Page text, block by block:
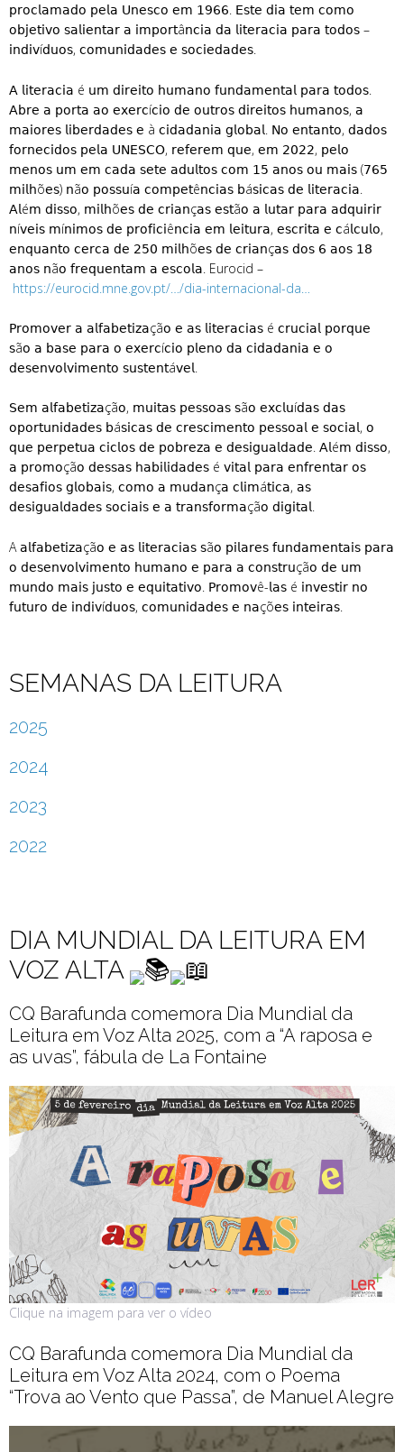
𝗉𝗋𝗈𝖼𝗅𝖺𝗆𝖺𝖽𝗈 𝗉𝖾𝗅𝖺 𝖴𝗇𝖾𝗌𝖼𝗈 𝖾𝗆 𝟣𝟫𝟨𝟨. 𝖤𝗌𝗍𝖾 𝖽𝗂𝖺 𝗍𝖾𝗆 𝖼𝗈𝗆𝗈
𝗈𝖻𝗃𝖾𝗍𝗂𝗏𝗈 𝗌𝖺𝗅𝗂𝖾𝗇𝗍𝖺𝗋 𝖺 𝗂𝗆𝗉𝗈𝗋𝗍â𝗇𝖼𝗂𝖺 𝖽𝖺 𝗅𝗂𝗍𝖾𝗋𝖺𝖼𝗂𝖺 𝗉𝖺𝗋𝖺 𝗍𝗈𝖽𝗈𝗌 –
𝗂𝗇𝖽𝗂𝗏í𝖽𝗎𝗈𝗌, 𝖼𝗈𝗆𝗎𝗇𝗂𝖽𝖺𝖽𝖾𝗌 𝖾 𝗌𝗈𝖼𝗂𝖾𝖽𝖺𝖽𝖾𝗌.
𝖠 𝗅𝗂𝗍𝖾𝗋𝖺𝖼𝗂𝖺 é 𝗎𝗆 𝖽𝗂𝗋𝖾𝗂𝗍𝗈 𝗁𝗎𝗆𝖺𝗇𝗈 𝖿𝗎𝗇𝖽𝖺𝗆𝖾𝗇𝗍𝖺𝗅 𝗉𝖺𝗋𝖺 𝗍𝗈𝖽𝗈𝗌.
𝖠𝖻𝗋𝖾 𝖺 𝗉𝗈𝗋𝗍𝖺 𝖺𝗈 𝖾𝗑𝖾𝗋𝖼í𝖼𝗂𝗈 𝖽𝖾 𝗈𝗎𝗍𝗋𝗈𝗌 𝖽𝗂𝗋𝖾𝗂𝗍𝗈𝗌 𝗁𝗎𝗆𝖺𝗇𝗈𝗌, 𝖺
𝗆𝖺𝗂𝗈𝗋𝖾𝗌 𝗅𝗂𝖻𝖾𝗋𝖽𝖺𝖽𝖾𝗌 𝖾 à 𝖼𝗂𝖽𝖺𝖽𝖺𝗇𝗂𝖺 𝗀𝗅𝗈𝖻𝖺𝗅. 𝖭𝗈 𝖾𝗇𝗍𝖺𝗇𝗍𝗈, 𝖽𝖺𝖽𝗈𝗌
𝖿𝗈𝗋𝗇𝖾𝖼𝗂𝖽𝗈𝗌 𝗉𝖾𝗅𝖺 𝖴𝖭𝖤𝖲𝖢𝖮, 𝗋𝖾𝖿𝖾𝗋𝖾𝗆 𝗊𝗎𝖾, 𝖾𝗆 𝟤𝟢𝟤𝟤, 𝗉𝖾𝗅𝗈
𝗆𝖾𝗇𝗈𝗌 𝗎𝗆 𝖾𝗆 𝖼𝖺𝖽𝖺 𝗌𝖾𝗍𝖾 𝖺𝖽𝗎𝗅𝗍𝗈𝗌 𝖼𝗈𝗆 𝟣𝟧 𝖺𝗇𝗈𝗌 𝗈𝗎 𝗆𝖺𝗂𝗌 (𝟩𝟨𝟧
𝗆𝗂𝗅𝗁õ𝖾𝗌) 𝗇ã𝗈 𝗉𝗈𝗌𝗌𝗎í𝖺 𝖼𝗈𝗆𝗉𝖾𝗍ê𝗇𝖼𝗂𝖺𝗌 𝖻á𝗌𝗂𝖼𝖺𝗌 𝖽𝖾 𝗅𝗂𝗍𝖾𝗋𝖺𝖼𝗂𝖺.
𝖠𝗅é𝗆 𝖽𝗂𝗌𝗌𝗈, 𝗆𝗂𝗅𝗁õ𝖾𝗌 𝖽𝖾 𝖼𝗋𝗂𝖺𝗇ç𝖺𝗌 𝖾𝗌𝗍ã𝗈 𝖺 𝗅𝗎𝗍𝖺𝗋 𝗉𝖺𝗋𝖺 𝖺𝖽𝗊𝗎𝗂𝗋𝗂𝗋
𝗇í𝗏𝖾𝗂𝗌 𝗆í𝗇𝗂𝗆𝗈𝗌 𝖽𝖾 𝗉𝗋𝗈𝖿𝗂𝖼𝗂ê𝗇𝖼𝗂𝖺 𝖾𝗆 𝗅𝖾𝗂𝗍𝗎𝗋𝖺, 𝖾𝗌𝖼𝗋𝗂𝗍𝖺 𝖾 𝖼á𝗅𝖼𝗎𝗅𝗈,
𝖾𝗇𝗊𝗎𝖺𝗇𝗍𝗈 𝖼𝖾𝗋𝖼𝖺 𝖽𝖾 𝟤𝟧𝟢 𝗆𝗂𝗅𝗁õ𝖾𝗌 𝖽𝖾 𝖼𝗋𝗂𝖺𝗇ç𝖺𝗌 𝖽𝗈𝗌 𝟨 𝖺𝗈𝗌 𝟣𝟪
𝖺𝗇𝗈𝗌 𝗇ã𝗈 𝖿𝗋𝖾𝗊𝗎𝖾𝗇𝗍𝖺𝗆 𝖺 𝖾𝗌𝖼𝗈𝗅𝖺. Eurocid –
https://eurocid.mne.gov.pt/…/dia-internacional-da…
𝖯𝗋𝗈𝗆𝗈𝗏𝖾𝗋 𝖺 𝖺𝗅𝖿𝖺𝖻𝖾𝗍𝗂𝗓𝖺çã𝗈 𝖾 𝖺𝗌 𝗅𝗂𝗍𝖾𝗋𝖺𝖼𝗂𝖺𝗌 é 𝖼𝗋𝗎𝖼𝗂𝖺𝗅 𝗉𝗈𝗋𝗊𝗎𝖾
𝗌ã𝗈 𝖺 𝖻𝖺𝗌𝖾 𝗉𝖺𝗋𝖺 𝗈 𝖾𝗑𝖾𝗋𝖼í𝖼𝗂𝗈 𝗉𝗅𝖾𝗇𝗈 𝖽𝖺 𝖼𝗂𝖽𝖺𝖽𝖺𝗇𝗂𝖺 𝖾 𝗈
𝖽𝖾𝗌𝖾𝗇𝗏𝗈𝗅𝗏𝗂𝗆𝖾𝗇𝗍𝗈 𝗌𝗎𝗌𝗍𝖾𝗇𝗍á𝗏𝖾𝗅.
𝖲𝖾𝗆 𝖺𝗅𝖿𝖺𝖻𝖾𝗍𝗂𝗓𝖺çã𝗈, 𝗆𝗎𝗂𝗍𝖺𝗌 𝗉𝖾𝗌𝗌𝗈𝖺𝗌 𝗌ã𝗈 𝖾𝗑𝖼𝗅𝗎í𝖽𝖺𝗌 𝖽𝖺𝗌
𝗈𝗉𝗈𝗋𝗍𝗎𝗇𝗂𝖽𝖺𝖽𝖾𝗌 𝖻á𝗌𝗂𝖼𝖺𝗌 𝖽𝖾 𝖼𝗋𝖾𝗌𝖼𝗂𝗆𝖾𝗇𝗍𝗈 𝗉𝖾𝗌𝗌𝗈𝖺𝗅 𝖾 𝗌𝗈𝖼𝗂𝖺𝗅, 𝗈
𝗊𝗎𝖾 𝗉𝖾𝗋𝗉𝖾𝗍𝗎𝖺 𝖼𝗂𝖼𝗅𝗈𝗌 𝖽𝖾 𝗉𝗈𝖻𝗋𝖾𝗓𝖺 𝖾 𝖽𝖾𝗌𝗂𝗀𝗎𝖺𝗅𝖽𝖺𝖽𝖾. 𝖠𝗅é𝗆 𝖽𝗂𝗌𝗌𝗈,
𝖺 𝗉𝗋𝗈𝗆𝗈çã𝗈 𝖽𝖾𝗌𝗌𝖺𝗌 𝗁𝖺𝖻𝗂𝗅𝗂𝖽𝖺𝖽𝖾𝗌 é 𝗏𝗂𝗍𝖺𝗅 𝗉𝖺𝗋𝖺 𝖾𝗇𝖿𝗋𝖾𝗇𝗍𝖺𝗋 𝗈𝗌
𝖽𝖾𝗌𝖺𝖿𝗂𝗈𝗌 𝗀𝗅𝗈𝖻𝖺𝗂𝗌, 𝖼𝗈𝗆𝗈 𝖺 𝗆𝗎𝖽𝖺𝗇ç𝖺 𝖼𝗅𝗂𝗆á𝗍𝗂𝖼𝖺, 𝖺𝗌
𝖽𝖾𝗌𝗂𝗀𝗎𝖺𝗅𝖽𝖺𝖽𝖾𝗌 𝗌𝗈𝖼𝗂𝖺𝗂𝗌 𝖾 𝖺 𝗍𝗋𝖺𝗇𝗌𝖿𝗈𝗋𝗆𝖺çã𝗈 𝖽𝗂𝗀𝗂𝗍𝖺𝗅.
A 𝖺𝗅𝖿𝖺𝖻𝖾𝗍𝗂𝗓𝖺çã𝗈 𝖾 𝖺𝗌 𝗅𝗂𝗍𝖾𝗋𝖺𝖼𝗂𝖺𝗌 𝗌ã𝗈 𝗉𝗂𝗅𝖺𝗋𝖾𝗌 𝖿𝗎𝗇𝖽𝖺𝗆𝖾𝗇𝗍𝖺𝗂𝗌 𝗉𝖺𝗋𝖺
𝗈 𝖽𝖾𝗌𝖾𝗇𝗏𝗈𝗅𝗏𝗂𝗆𝖾𝗇𝗍𝗈 𝗁𝗎𝗆𝖺𝗇𝗈 𝖾 𝗉𝖺𝗋𝖺 𝖺 𝖼𝗈𝗇𝗌𝗍𝗋𝗎çã𝗈 𝖽𝖾 𝗎𝗆
𝗆𝗎𝗇𝖽𝗈 𝗆𝖺𝗂𝗌 𝗃𝗎𝗌𝗍𝗈 𝖾 𝖾𝗊𝗎𝗂𝗍𝖺𝗍𝗂𝗏𝗈. 𝖯𝗋𝗈𝗆𝗈𝗏ê-𝗅𝖺𝗌 é 𝗂𝗇𝗏𝖾𝗌𝗍𝗂𝗋 𝗇𝗈
𝖿𝗎𝗍𝗎𝗋𝗈 𝖽𝖾 𝗂𝗇𝖽𝗂𝗏í𝖽𝗎𝗈𝗌, 𝖼𝗈𝗆𝗎𝗇𝗂𝖽𝖺𝖽𝖾𝗌 𝖾 𝗇𝖺çõ𝖾𝗌 𝗂𝗇𝗍𝖾𝗂𝗋𝖺𝗌.
SEMANAS DA LEITURA
2025
2024
2023
2022
DIA MUNDIAL DA LEITURA EM
VOZ ALTA
CQ Barafunda comemora Dia Mundial da
Leitura em Voz Alta 2025, com a “A raposa e
as uvas”, fábula de La Fontaine
Clique na imagem para ver o vídeo
CQ Barafunda comemora Dia Mundial da
Leitura em Voz Alta 2024, com o Poema
“Trova ao Vento que Passa”, de Manuel Alegre